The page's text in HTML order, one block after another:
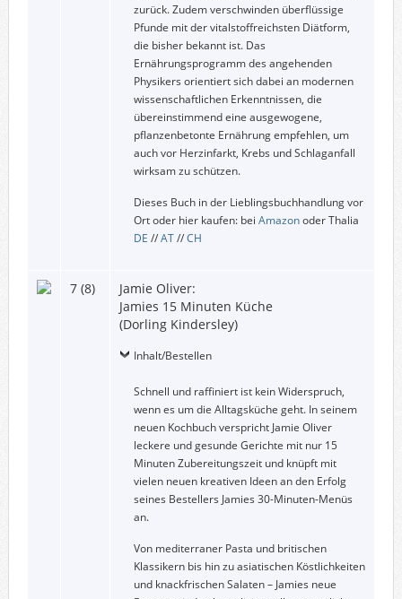
zurück. Zudem verschwinden überflüssige
Pfunde mit der vitalstoffreichsten Diätform,
die bisher bekannt ist. Das
Ernährungsprogramm des angehenden
Physikers orientiert sich dabei an modernen
wissenschaftlichen Erkenntnissen, die
übereinstimmend eine ausgewogene,
pflanzenbetonte Ernährung empfehlen, um
auch vor Herzinfarkt, Krebs und Schlaganfall
wirksam zu schützen.
Dieses Buch in der Lieblingsbuchhandlung vor
Ort oder hier kaufen: bei Amazonoder Thalia
DE //AT//CH
7 (8)
Jamie Oliver:
Jamies 15 Minuten Küche
(Dorling Kindersley)
Inhalt/Bestellen
Schnell und raffiniert ist kein Widerspruch,
wenn es um die Alltagsküche geht. In seinem
neuen Kochbuch verspricht Jamie Oliver
leckere und gesunde Gerichte mit nur 15
Minuten Zubereitungszeit und knüpft mit
vielen neuen kreativen Ideen an den Erfolg
seines Bestellers Jamies 30-Minuten-Menüs
an.
Von mediterraner Pasta und britischen
Klassikern bis hin zu asiatischen Köstlichkeiten
und knackfrischen Salaten – Jamies neue